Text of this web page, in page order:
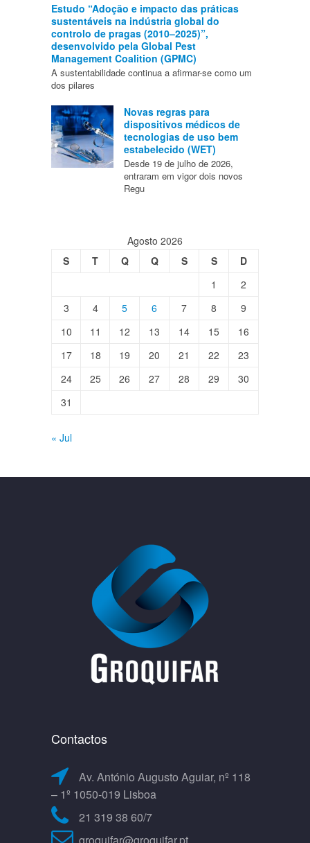
Estudo “Adoção e impacto das práticas
sustentáveis na indústria global do
controlo de pragas (2010–2025)”,
desenvolvido pela Global Pest
Management Coalition (GPMC)
A sustentabilidade continua a afirmar-se como um
dos pilares
Novas regras para
dispositivos médicos de
tecnologias de uso bem
estabelecido (WET)
Desde 19 de julho de 2026,
entraram em vigor dois novos
Regu
Agosto 2026
S
T Q Q S S
D
1
2
3
4 5 6 7 8
9
10
11 12 13 14 15
16
17
18 19 20 21 22
23
24
25 26 27 28 29
30
31
« Jul
Contactos
Av. António Augusto Aguiar, nº 118
– 1º 1050-019 Lisboa
21 319 38 60/7